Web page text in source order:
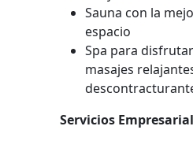
Sauna con la
espacio
Spa para
masajes
Servicios